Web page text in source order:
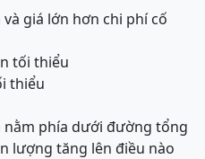
giá lớn hơn chi phí cố
tối thiểu
thiểu
nằm phía dưới đường tổng
lượng tăng lên điều nào